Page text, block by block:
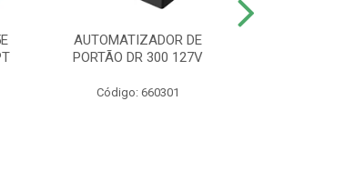
AUTOMATIZADOR DE
PORTÃO DR 300 127V
Código: 660301